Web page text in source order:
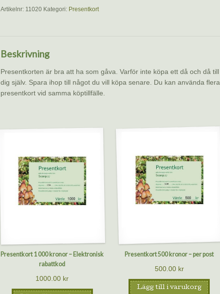
kronor
Artikelnr: 11020 Kategori: Presentkort
Beskrivning
Presentkorten är bra att ha som gåva. Varför inte köpa ett då och då till
dig själv. Spara ihop till något du vill köpa senare. Du kan använda flera
presentkort vid samma köptillfälle.
Presentkort 1 000 kronor – Elektronisk
rabattkod
1000.00 kr
Presentkort 500 kronor – per post
500.00 kr
Lägg till i varukorg